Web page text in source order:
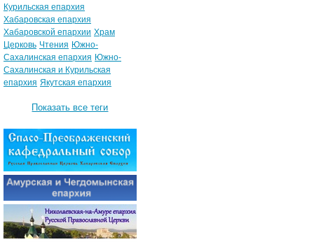
Курильская епархия
Хабаровская епархия
Хабаровской епархии Храм
Церковь Чтения Южно-
Сахалинская епархия Южно-
Сахалинская и Курильская
епархия Якутская епархия
Показать все теги